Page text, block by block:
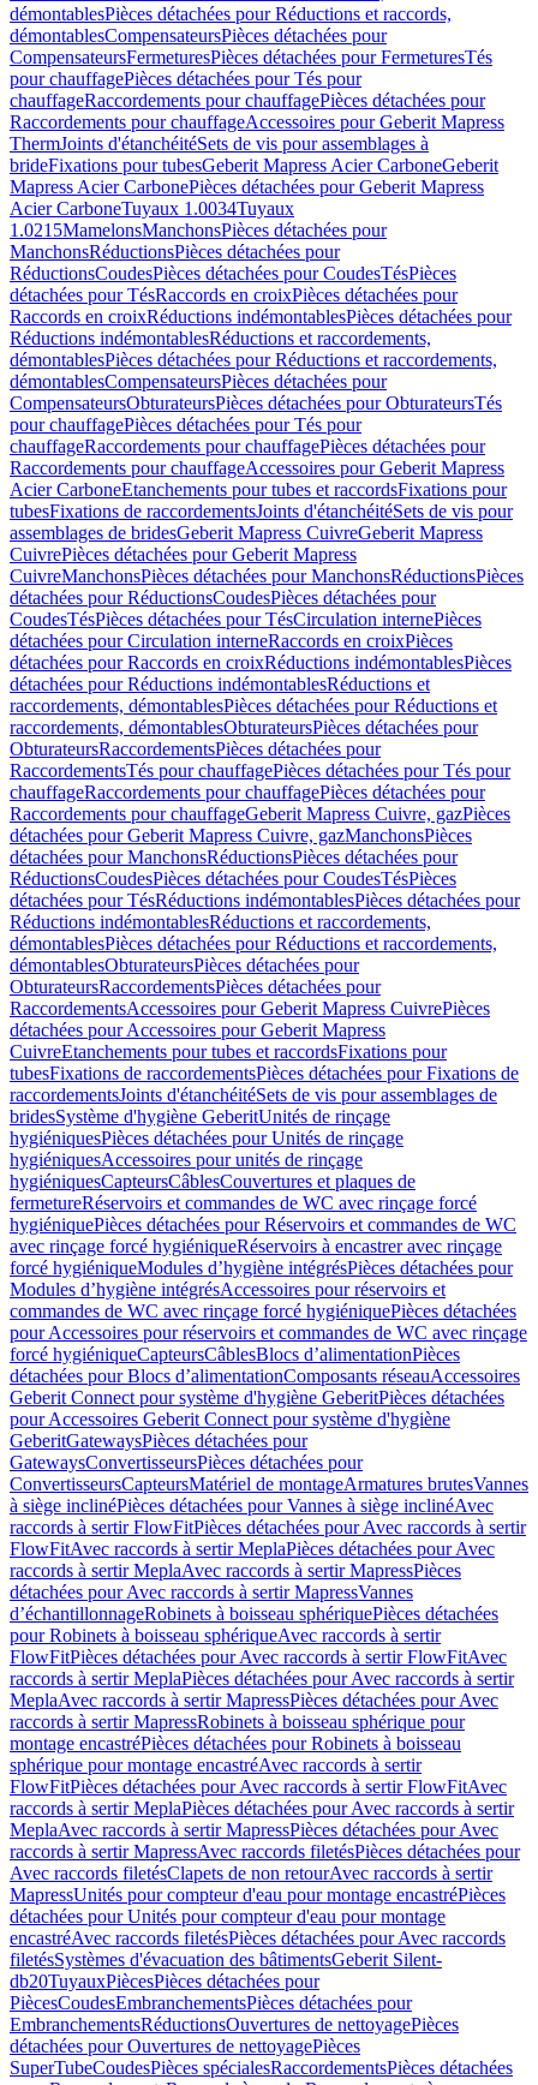
démontablesPièces détachées pour Réductions et raccords,
démontablesCompensateursPièces détachées pour
CompensateursFermeturesPièces détachées pour FermeturesTés
pour chauffagePièces détachées pour Tés pour
chauffageRaccordements pour chauffagePièces détachées pour
Raccordements pour chauffageAccessoires pour Geberit Mapress
ThermJoints d'étanchéitéSets de vis pour assemblages à
brideFixations pour tubesGeberit Mapress Acier CarboneGeberit
Mapress Acier CarbonePièces détachées pour Geberit Mapress
Acier CarboneTuyaux 1.0034Tuyaux
1.0215MamelonsManchonsPièces détachées pour
ManchonsRéductionsPièces détachées pour
RéductionsCoudesPièces détachées pour CoudesTésPièces
détachées pour TésRaccords en croixPièces détachées pour
Raccords en croixRéductions indémontablesPièces détachées pour
Réductions indémontablesRéductions et raccordements,
démontablesPièces détachées pour Réductions et raccordements,
démontablesCompensateursPièces détachées pour
CompensateursObturateursPièces détachées pour ObturateursTés
pour chauffagePièces détachées pour Tés pour
chauffageRaccordements pour chauffagePièces détachées pour
Raccordements pour chauffageAccessoires pour Geberit Mapress
Acier CarboneEtanchements pour tubes et raccordsFixations pour
tubesFixations de raccordementsJoints d'étanchéitéSets de vis pour
assemblages de bridesGeberit Mapress CuivreGeberit Mapress
CuivrePièces détachées pour Geberit Mapress
CuivreManchonsPièces détachées pour ManchonsRéductionsPièces
détachées pour RéductionsCoudesPièces détachées pour
CoudesTésPièces détachées pour TésCirculation internePièces
détachées pour Circulation interneRaccords en croixPièces
détachées pour Raccords en croixRéductions indémontablesPièces
détachées pour Réductions indémontablesRéductions et
raccordements, démontablesPièces détachées pour Réductions et
raccordements, démontablesObturateursPièces détachées pour
ObturateursRaccordementsPièces détachées pour
RaccordementsTés pour chauffagePièces détachées pour Tés pour
chauffageRaccordements pour chauffagePièces détachées pour
Raccordements pour chauffageGeberit Mapress Cuivre, gazPièces
détachées pour Geberit Mapress Cuivre, gazManchonsPièces
détachées pour ManchonsRéductionsPièces détachées pour
RéductionsCoudesPièces détachées pour CoudesTésPièces
détachées pour TésRéductions indémontablesPièces détachées pour
Réductions indémontablesRéductions et raccordements,
démontablesPièces détachées pour Réductions et raccordements,
démontablesObturateursPièces détachées pour
ObturateursRaccordementsPièces détachées pour
RaccordementsAccessoires pour Geberit Mapress CuivrePièces
détachées pour Accessoires pour Geberit Mapress
CuivreEtanchements pour tubes et raccordsFixations pour
tubesFixations de raccordementsPièces détachées pour Fixations de
raccordementsJoints d'étanchéitéSets de vis pour assemblages de
bridesSystème d'hygiène GeberitUnités de rinçage
hygiéniquesPièces détachées pour Unités de rinçage
hygiéniquesAccessoires pour unités de rinçage
hygiéniquesCapteursCâblesCouvertures et plaques de
fermetureRéservoirs et commandes de WC avec rinçage forcé
hygiéniquePièces détachées pour Réservoirs et commandes de WC
avec rinçage forcé hygiéniqueRéservoirs à encastrer avec rinçage
forcé hygiéniqueModules d’hygiène intégrésPièces détachées pour
Modules d’hygiène intégrésAccessoires pour réservoirs et
commandes de WC avec rinçage forcé hygiéniquePièces détachées
pour Accessoires pour réservoirs et commandes de WC avec rinçage
forcé hygiéniqueCapteursCâblesBlocs d’alimentationPièces
détachées pour Blocs d’alimentationComposants réseauAccessoires
Geberit Connect pour système d'hygiène GeberitPièces détachées
pour Accessoires Geberit Connect pour système d'hygiène
GeberitGatewaysPièces détachées pour
GatewaysConvertisseursPièces détachées pour
ConvertisseursCapteursMatériel de montageArmatures brutesVannes
à siège inclinéPièces détachées pour Vannes à siège inclinéAvec
raccords à sertir FlowFitPièces détachées pour Avec raccords à sertir
FlowFitAvec raccords à sertir MeplaPièces détachées pour Avec
raccords à sertir MeplaAvec raccords à sertir MapressPièces
détachées pour Avec raccords à sertir MapressVannes
d’échantillonnageRobinets à boisseau sphériquePièces détachées
pour Robinets à boisseau sphériqueAvec raccords à sertir
FlowFitPièces détachées pour Avec raccords à sertir FlowFitAvec
raccords à sertir MeplaPièces détachées pour Avec raccords à sertir
MeplaAvec raccords à sertir MapressPièces détachées pour Avec
raccords à sertir MapressRobinets à boisseau sphérique pour
montage encastréPièces détachées pour Robinets à boisseau
sphérique pour montage encastréAvec raccords à sertir
FlowFitPièces détachées pour Avec raccords à sertir FlowFitAvec
raccords à sertir MeplaPièces détachées pour Avec raccords à sertir
MeplaAvec raccords à sertir MapressPièces détachées pour Avec
raccords à sertir MapressAvec raccords filetésPièces détachées pour
Avec raccords filetésClapets de non retourAvec raccords à sertir
MapressUnités pour compteur d'eau pour montage encastréPièces
détachées pour Unités pour compteur d'eau pour montage
encastréAvec raccords filetésPièces détachées pour Avec raccords
filetésSystèmes d'évacuation des bâtimentsGeberit Silent-
db20TuyauxPiècesPièces détachées pour
PiècesCoudesEmbranchementsPièces détachées pour
EmbranchementsRéductionsOuvertures de nettoyagePièces
détachées pour Ouvertures de nettoyagePièces
SuperTubeCoudesPièces spécialesRaccordementsPièces détachées